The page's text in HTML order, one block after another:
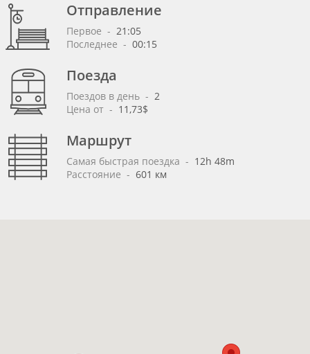
Отправление
Первое - 21:05
Последнее - 00:15
Поезда
Поездов в день - 2
Цена от - 11,73$
Маршрут
Самая быстрая поездка - 12h 48m
Расстояние - 601 км